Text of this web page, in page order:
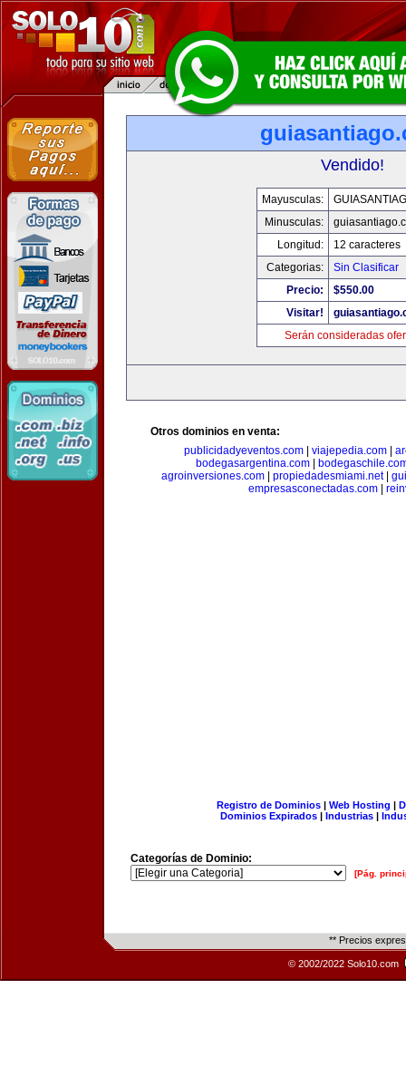
Vendido!
Mayusculas:
Minusculas:
Longitud:
12 caracteres
Categorias:
Sin Clasificar
Precio:
$550.00
Visitar!
Serán consideradas
Otros dominios en venta:
publicidadyeventos.com| viajepedia.com|
bodegasargentina.com|
agroinversiones.com
propiedadesmiami.net|
empresasconectadas.com|
Registro de Dominios| Web Hosting |
Dominios Expirados | Industrias |
Categorías de Dominio:
[Pág.
** Precios
© 2002/2022 Solo10.com